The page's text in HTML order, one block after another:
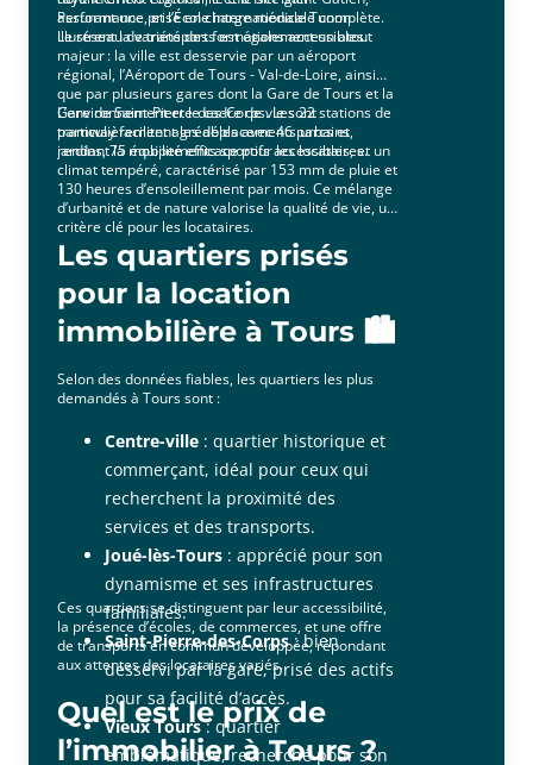
Performance, et l’École internationale Tunon
illustrent la variété des formations accessibles.
assurant une prise en charge médicale complète.
Le réseau de transports est également un atout
majeur : la ville est desservie par un aéroport
régional, l’Aéroport de Tours - Val-de-Loire, ainsi
que par plusieurs gares dont la Gare de Tours et la
Gare de Saint-Pierre-des-Corps. Les 22 stations de
tramway facilitent les déplacements urbains,
rendant la mobilité efficace pour les locataires.
L’environnement et le cadre de vie sont
particulièrement agréables avec 46 parcs et
jardins, 75 équipements sportifs accessibles, et un
climat tempéré, caractérisé par 153 mm de pluie et
130 heures d’ensoleillement par mois. Ce mélange
d’urbanité et de nature valorise la qualité de vie, un
critère clé pour les locataires.
Les quartiers prisés
pour la location
immobilière à Tours 🏙️
Selon des données fiables, les quartiers les plus
demandés à Tours sont :
Centre-ville : quartier historique et
commerçant, idéal pour ceux qui
recherchent la proximité des
services et des transports.
Joué-lès-Tours : apprécié pour son
dynamisme et ses infrastructures
familiales.
Saint-Pierre-des-Corps: bien
desservi par la gare, prisé des actifs
pour sa facilité d’accès.
Vieux Tours: quartier
emblématique, recherché pour son
Ces quartiers se distinguent par leur accessibilité,
la présence d’écoles, de commerces, et une offre
de transports en commun développée, répondant
aux attentes des locataires variés.
Quel est le prix de
l’immobilier à Tours ?